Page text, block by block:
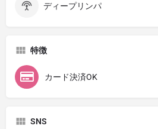
ディープリンパ
特徴
カード決済OK
SNS